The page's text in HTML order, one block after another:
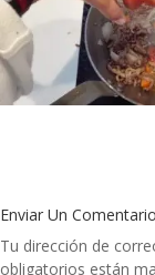
Enviar Un Comentario
Tu dirección de
obligatorios están